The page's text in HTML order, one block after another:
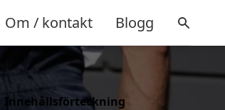
Om / kontakt Blogg
Innehållsförteckning